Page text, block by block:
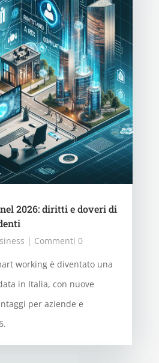
2026: diritti e doveri di
| Commenti 0
working è diventato una
in Italia, con nuove
per aziende e